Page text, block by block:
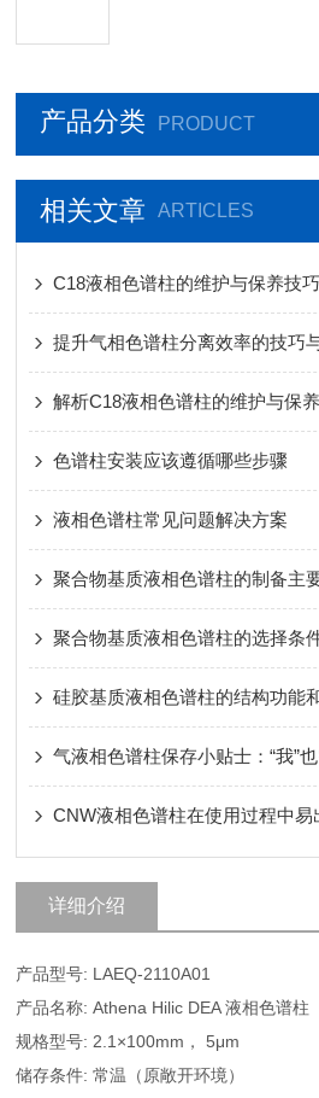
产品分类 PRODUCT
相关文章 ARTICLES
C18液相色谱柱的维护与保养技巧
提升气相色谱柱分离效率的技巧
解析C18液相色谱柱的维护与保
色谱柱安装应该遵循哪些步骤
液相色谱柱常见问题解决方案
聚合物基质液相色谱柱的制备主
聚合物基质液相色谱柱的选择条
硅胶基质液相色谱柱的结构功能
气液相色谱柱保存小贴士：“我”
CNW液相色谱柱在使用过程中
详细介绍
产品型号: LAEQ-2110A01
产品名称: Athena Hilic DEA 液相色谱柱
规格型号: 2.1×100mm， 5μm
储存条件: 常温（原敞开环境）